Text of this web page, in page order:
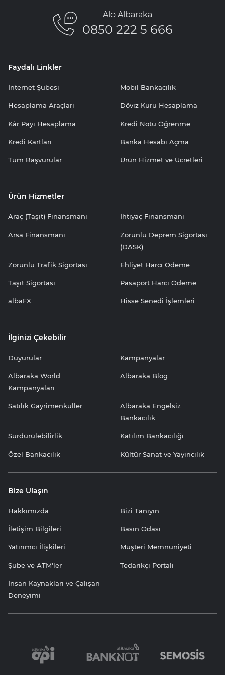
Alo Albaraka
0850 222 5 666
Faydalı Linkler
İnternet Şubesi Mobil Bankacılık
Hesaplama Araçları Döviz Kuru Hesaplama
Kâr Payı Hesaplama Kredi Notu Öğrenme
Kredi Kartları Banka Hesabı Açma
Tüm Başvurular Ürün Hizmet ve Ücretleri
Ürün Hizmetler
Araç (Taşıt) Finansmanı İhtiyaç Finansmanı
Arsa Finansmanı
Zorunlu Deprem Sigortası
(DASK)
Zorunlu Trafik Sigortası Ehliyet Harcı Ödeme
Taşıt Sigortası Pasaport Harcı Ödeme
albaFX Hisse Senedi İşlemleri
İlginizi Çekebilir
Duyurular Kampanyalar
Albaraka World
Kampanyaları
Albaraka Blog
Satılık Gayrimenkuller
Albaraka Engelsiz
Bankacılık
Sürdürülebilirlik Katılım Bankacılığı
Özel Bankacılık Kültür Sanat ve Yayıncılık
Bize Ulaşın
Hakkımızda Bizi Tanıyın
İletişim Bilgileri Basın Odası
Yatırımcı İlişkileri Müşteri Memnuniyeti
Şube ve ATM'ler Tedarikçi Portalı
İnsan Kaynakları ve Çalışan
Deneyimi